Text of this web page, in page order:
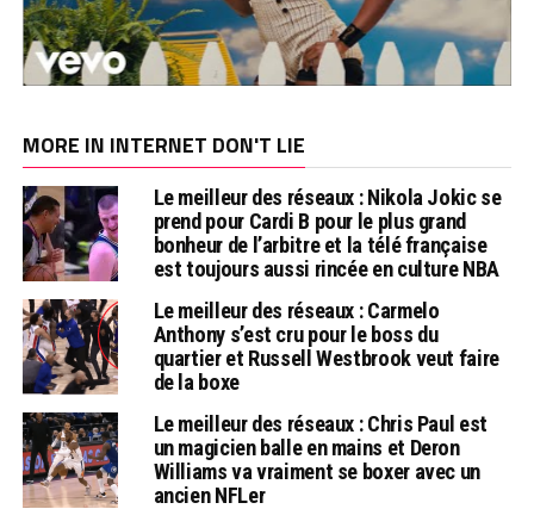
MORE IN INTERNET DON'T LIE
Le meilleur des réseaux : Nikola Jokic se
prend pour Cardi B pour le plus grand
bonheur de l’arbitre et la télé française
est toujours aussi rincée en culture NBA
Le meilleur des réseaux : Carmelo
Anthony s’est cru pour le boss du
quartier et Russell Westbrook veut faire
de la boxe
Le meilleur des réseaux : Chris Paul est
un magicien balle en mains et Deron
Williams va vraiment se boxer avec un
ancien NFLer